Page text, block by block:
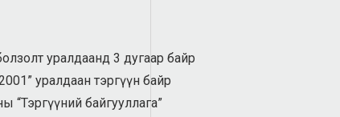
уралдаанд 3 дугаар байр
уралдаан тэргүүн байр
байгууллага”